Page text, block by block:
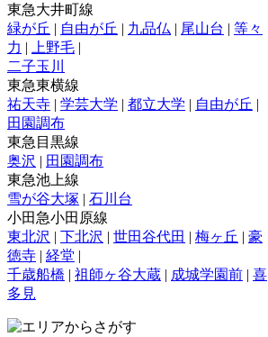
東急大井町線
緑が丘 | 自由が丘 | 九品仏 | 尾山台 | 等々
力 | 上野毛 |
二子玉川
東急東横線
祐天寺 | 学芸大学 | 都立大学 | 自由が丘 |
田園調布
東急目黒線
奥沢 | 田園調布
東急池上線
雪が谷大塚 | 石川台
小田急小田原線
東北沢 | 下北沢 | 世田谷代田 | 梅ヶ丘 | 豪
徳寺 | 経堂 |
千歳船橋 | 祖師ヶ谷大蔵 | 成城学園前 | 喜
多見